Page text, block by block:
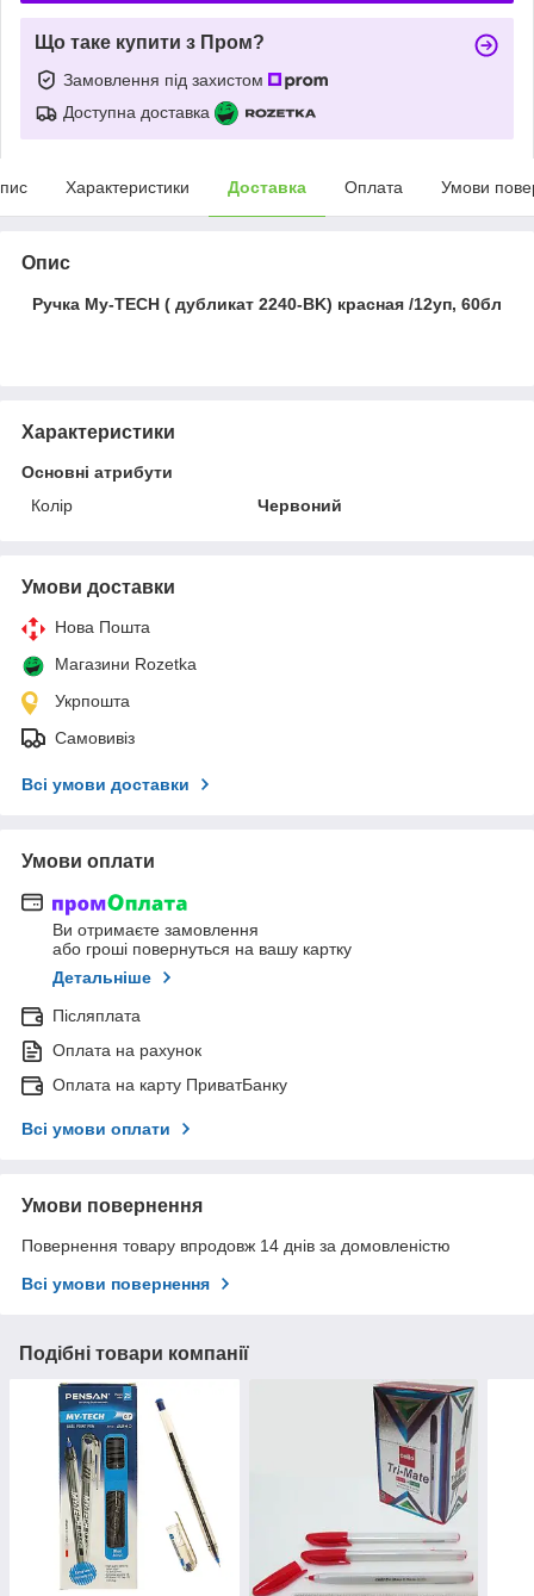
Що таке купити з Пром?
Замовлення під захистом
Доступна доставка
Характеристики Доставка Оплата Умови
Опис
Ручка My-TECH ( дубликат 2240-BK) красная /12уп, 60бл
Характеристики
Основні атрибути
Колір
Червоний
Умови доставки
Нова Пошта
Магазини Rozetka
Укрпошта
Самовивіз
Всі умови доставки
Умови оплати
Ви отримаєте замовлення
або гроші повернуться на вашу картку
Детальніше
Післяплата
Оплата на рахунок
Оплата на карту ПриватБанку
Всі умови оплати
Умови повернення
Повернення товару впродовж 14 днів за домовленістю
Всі умови повернення
Подібні товари компанії